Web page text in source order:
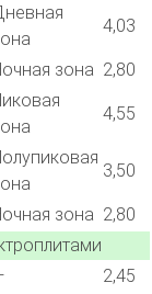
4,03
зона 2,80
4,55
3,50
зона 2,80
2,45